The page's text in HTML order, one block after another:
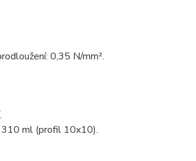
0,35 N/mm².
ml (profil 10x10).